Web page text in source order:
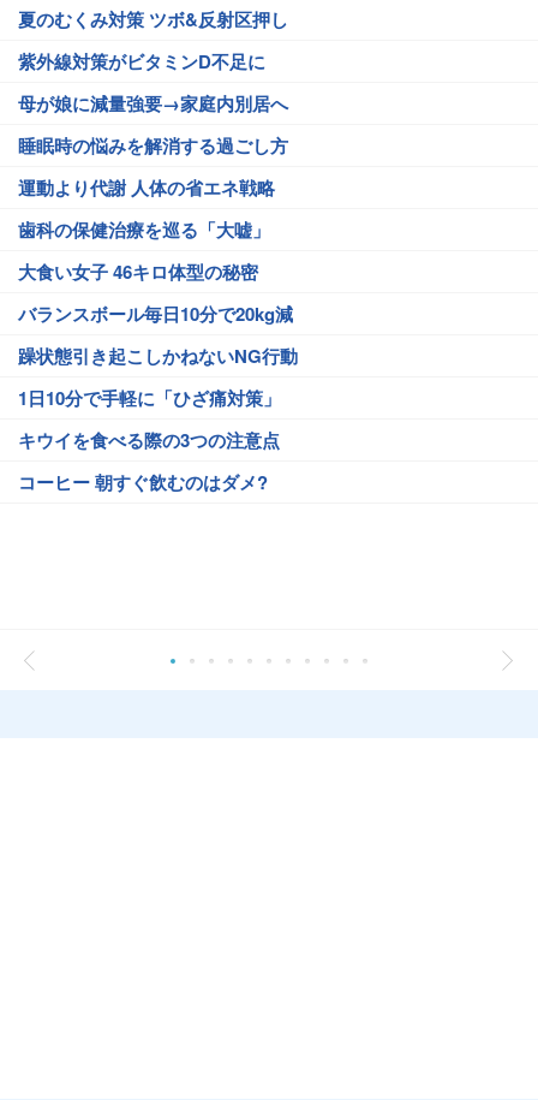
夏のむくみ対策 ツボ&反射区押し
紫外線対策がビタミンD不足に
母が娘に減量強要→家庭内別居へ
睡眠時の悩みを解消する過ごし方
運動より代謝 人体の省エネ戦略
歯科の保健治療を巡る「大嘘」
大食い女子 46キロ体型の秘密
バランスボール毎日10分で20kg減
躁状態引き起こしかねないNG行動
1日10分で手軽に「ひざ痛対策」
キウイを食べる際の3つの注意点
コーヒー 朝すぐ飲むのはダメ?